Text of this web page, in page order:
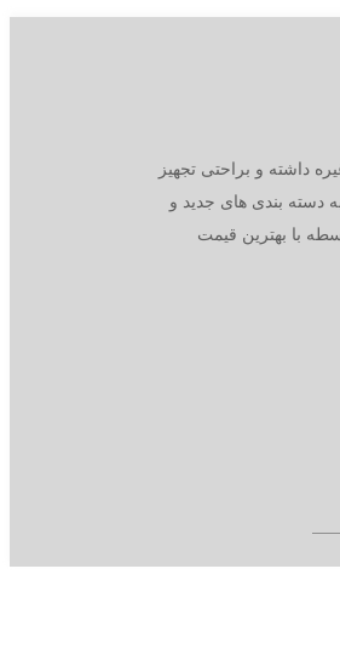
داشته و براحتی تجهیز
دسته بندی های جدید و
با بهترین قیمت